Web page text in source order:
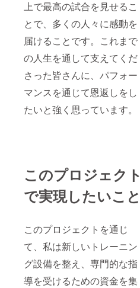
上で最高の試合を見せるこ
とで、多くの人々に感動を
届けることです。これまで
の人生を通して支えてくだ
さった皆さんに、パフォー
マンスを通じて恩返しをし
たいと強く思っています。
このプロジェクト
で実現したいこと
このプロジェクトを通じ
て、私は新しいトレーニン
グ設備を整え、専門的な指
導を受けるための資金を集